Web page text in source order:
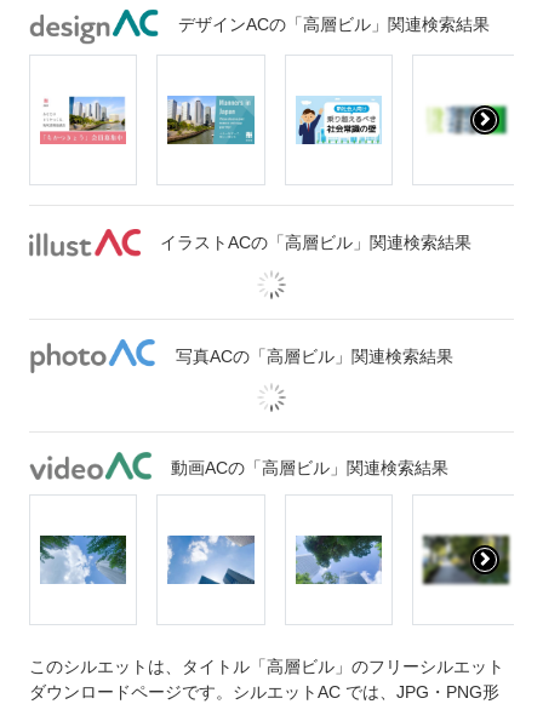
デザインACの「高層ビル」関連検索結果
イラストACの「高層ビル」関連検索結果
写真ACの「高層ビル」関連検索結果
動画ACの「高層ビル」関連検索結果
このシルエットは、タイトル「高層ビル」のフリーシルエット
ダウンロードページです。シルエットAC では、JPG・PNG形